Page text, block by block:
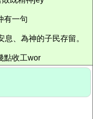
有一句
息、為神的子民存留。
點收工wor